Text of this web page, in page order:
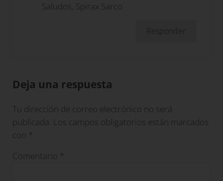
Saludos, Spirax Sarco
Responder
Deja una respuesta
Tu dirección de correo electrónico no será
publicada. Los campos obligatorios están marcados
con *
Comentario *